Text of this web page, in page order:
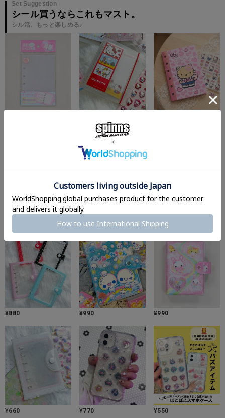
Set Suggestion
シール買うならこれもマスト。
シル活、もっと楽しめる♪
550 ¥550 ¥1,738
¥880 ¥990 ¥990
¥660 ¥770 ¥550